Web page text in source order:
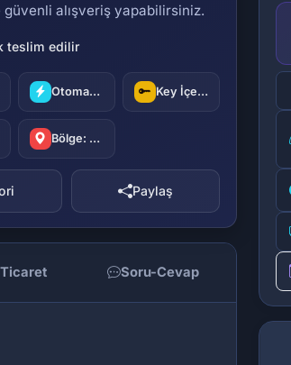
alışveriş yapabilirsiniz.
teslim edilir
Otomatik Teslimat Key İçerir
Bölge: Türkiye
Paylaş
Soru-Cevap